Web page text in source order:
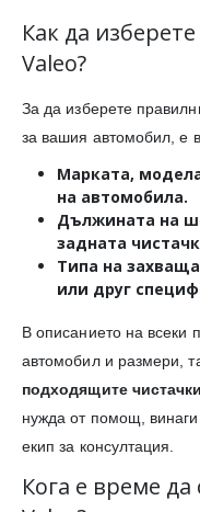
Как да
Valeo?
За да изберете
за вашия автомобил, е
Марката,
на автомобила.
Дължината на
задната
Типа на
или друг
В описанието на всеки
автомобил и размери,
подходящите
нужда от помощ,
екип за консултация.
Кога е време